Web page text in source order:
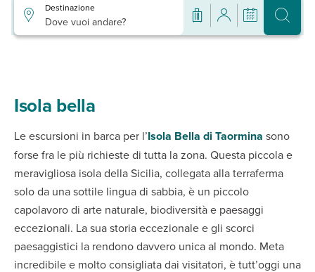
Destinazione
Dove vuoi andare?
Isola bella
Le escursioni in barca per l’Isola Bella di Taormina sono
forse fra le più richieste di tutta la zona. Questa piccola e
meravigliosa isola della Sicilia, collegata alla terraferma
solo da una sottile lingua di sabbia, è un piccolo
capolavoro di arte naturale, biodiversità e paesaggi
eccezionali. La sua storia eccezionale e gli scorci
paesaggistici la rendono davvero unica al mondo. Meta
incredibile e molto consigliata dai visitatori, è tutt’oggi una